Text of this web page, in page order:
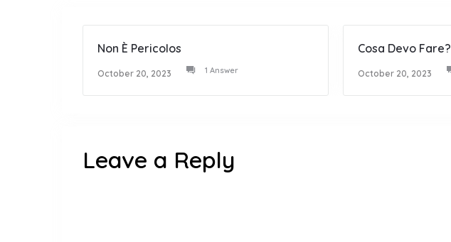
Non È Pericolos
October 20, 2023 1 Answer
Cosa Devo Fare?
October 20, 2023
Leave a Reply